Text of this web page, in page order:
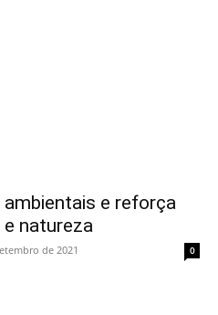
e reforça
natureza
de 2021 0